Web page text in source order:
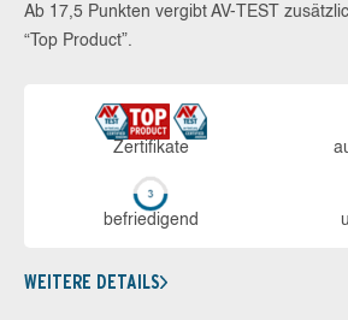
Ab 17,5 Punkten vergibt AV-TEST
“Top Product”.
Zerti­fikate
be­frie­di­gend
WEITERE DETAILS